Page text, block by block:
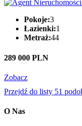
Pokoje:3
Łazienki:1
Metraż:44
289 000 PLN
Zobacz
Przejdź do listy 51
O Nas